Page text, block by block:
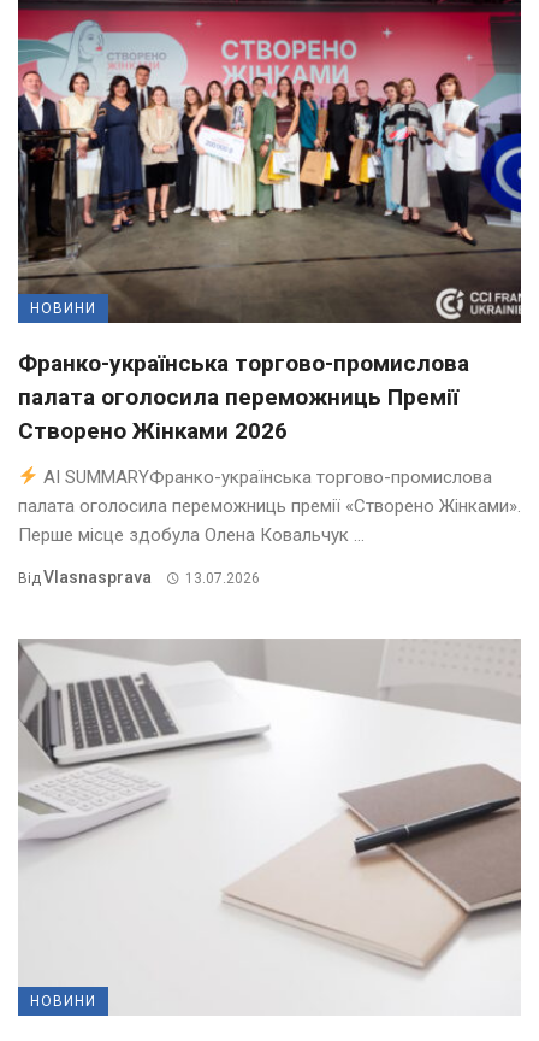
НОВИНИ
Франко-українська торгово-промислова
палата оголосила переможниць Премії
Створено Жінками 2026
AI SUMMARYФранко-українська торгово-промислова
палата оголосила переможниць премії «Створено Жінками».
Перше місце здобула Олена Ковальчук ...
ВідVlasnasprava 13.07.2026
НОВИНИ